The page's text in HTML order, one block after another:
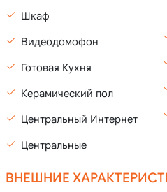
Шкаф
Видеодомофон
Готовая Кухня
Керамический пол
Центральный Интернет
Центральные
ВНЕШНИЕ